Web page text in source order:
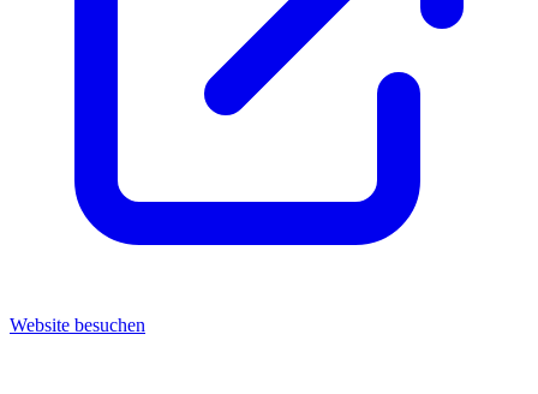
Website besuchen